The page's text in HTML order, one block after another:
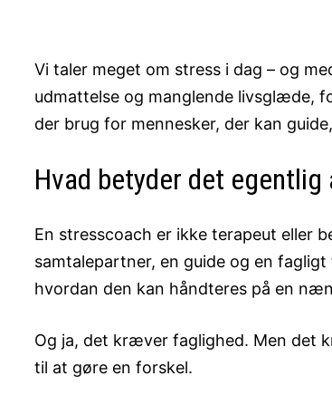
Vi taler meget om stress i dag – og
udmattelse og manglende livsglæde,
der brug for mennesker, der kan
Hvad betyder det
En stresscoach er ikke terapeut eller
samtalepartner, en guide og en
hvordan den kan håndteres på en
Og ja, det kræver faglighed. Men det
til at gøre en forskel.